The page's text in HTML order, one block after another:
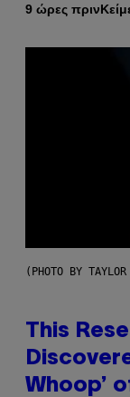
9 ώρες πριν
(PHOTO BY
This
Whoop’